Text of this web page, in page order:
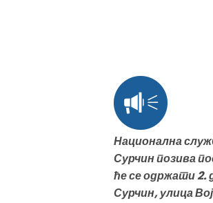
Национална
Сурчин позива
ће се одржати 2.
Сурчин, улица